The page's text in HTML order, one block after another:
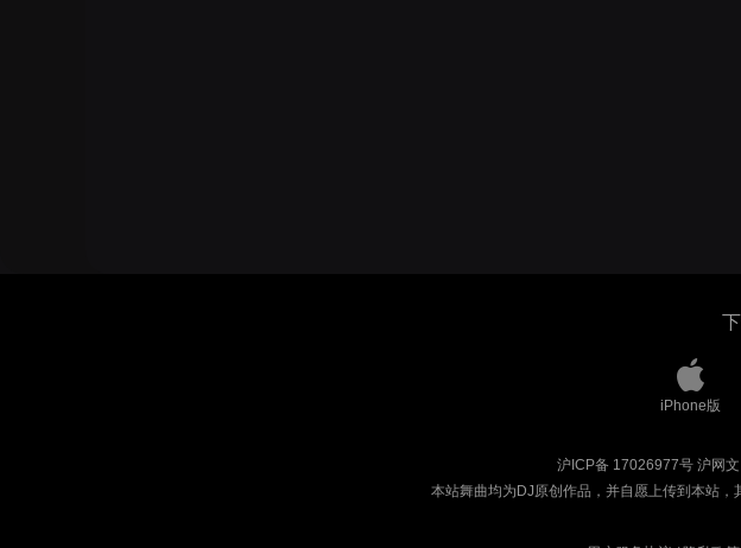
iPhone版
沪ICP备 17026977号 沪网
本站舞曲均为DJ原创作品，并自愿上传到本站